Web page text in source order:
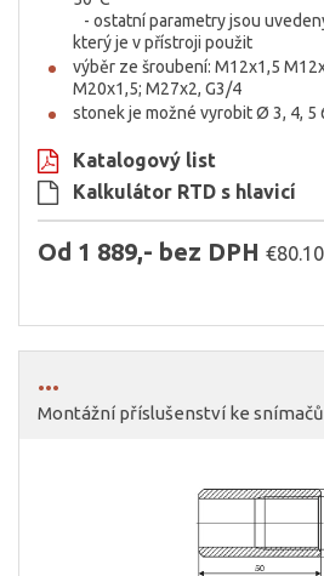
- ostatní parametry jsou
který je v přístroji použit
výběr ze šroubení: M12x1,5
M20x1,5; M27x2, G3/4
stonek je možné vyrobit Ø 3, 4, 5
Katalogový list
Kalkulátor RTD s hlavicí
Od 1 889,- bez DPH €80.10
...
Montážní příslušenství ke